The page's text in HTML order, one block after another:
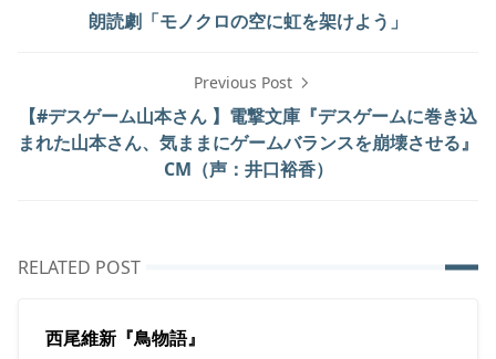
朗読劇「モノクロの空に虹を架けよう」
Previous Post
【#デスゲーム山本さん 】電撃文庫『デスゲームに巻き込
まれた山本さん、気ままにゲームバランスを崩壊させる』
CM（声：井口裕香）
RELATED POST
西尾維新『鳥物語』